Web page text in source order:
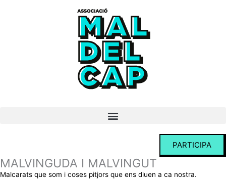
PARTICIPA
MALVINGUDA I MALVINGUT
Malcarats que som i coses pitjors que ens diuen a ca nostra.